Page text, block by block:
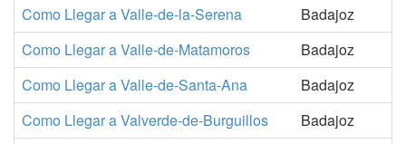
Como Llegar a Valle-de-la-Serena
Badajoz
Como Llegar a Valle-de-Matamoros
Badajoz
Como Llegar a Valle-de-Santa-Ana
Badajoz
Como Llegar a Valverde-de-Burguillos
Badajoz